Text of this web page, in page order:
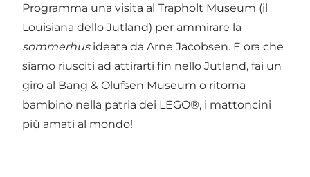
Programma una visita al Trapholt Museum (il
Louisiana dello Jutland) per ammirare la
sommerhusideata da Arne Jacobsen. E ora che
siamo riusciti ad attirarti fin nello Jutland, fai un
giro al Bang & Olufsen Museum o ritorna
bambino nella patria dei LEGO®, i mattoncini
più amati al mondo!